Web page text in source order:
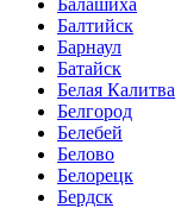
Балтийск
Барнаул
Батайск
Белая Калитва
Белгород
Белебей
Белово
Белорецк
Бердск